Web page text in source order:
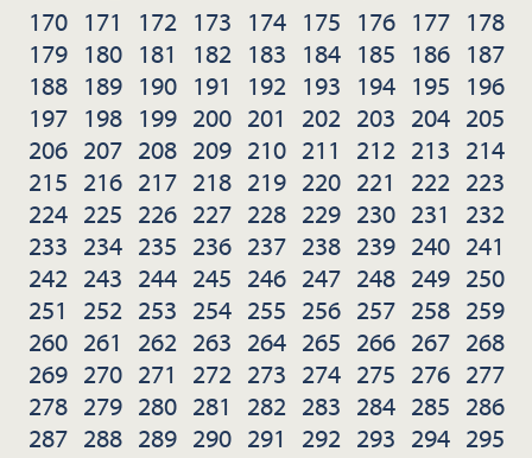
170 171 172 173 174 175 176 177 178
179 180 181 182 183 184 185 186 187
188 189 190 191 192 193 194 195 196
197 198 199 200 201 202 203 204 205
206 207 208 209 210 211 212 213 214
215 216 217 218 219 220 221 222 223
224 225 226 227 228 229 230 231
232
233 234 235 236 237 238 239 240 241
242 243 244 245 246 247 248 249 250
251
252 253 254 255 256 257 258 259
260 261 262 263 264 265 266 267 268
269 270 271 272 273 274 275 276 277
278 279 280 281 282 283 284 285 286
287 288 289 290 291 292 293 294 295